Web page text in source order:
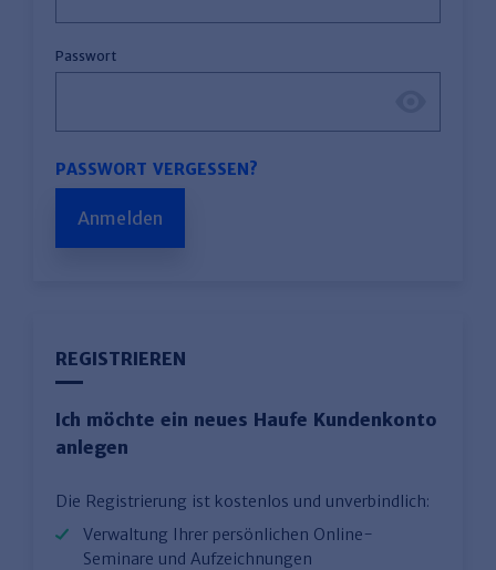
Passwort
PASSWORT VERGESSEN?
Anmelden
REGISTRIEREN
Ich möchte ein neues Haufe Kundenkonto
anlegen
Die Registrierung ist kostenlos und unverbindlich:
Verwaltung Ihrer persönlichen Online-
Seminare und Aufzeichnungen